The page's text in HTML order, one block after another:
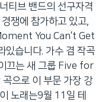
티브 밴드의 선구자격
쟁에 참가하고 있고,
You Can’t Get
있습니다. 가수 겸 작곡
끄는 새 그룹 Five for
으로 이 부문 가장 강
노래는9월 11일 테